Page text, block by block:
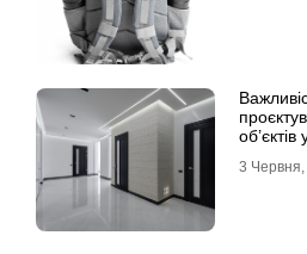
3 Червня,